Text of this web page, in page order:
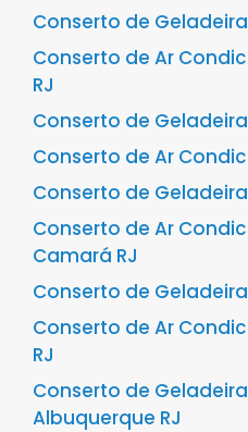
Conserto de Geladeira
Conserto de Ar
RJ
Conserto de
Conserto de Ar
Conserto de Geladeira
Conserto de Ar
Camará RJ
Conserto de
Conserto de Ar
RJ
Conserto de
Albuquerque RJ